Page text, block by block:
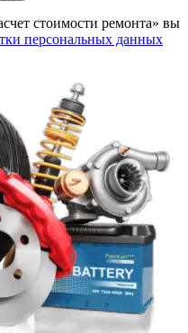
стоимости ремонта» вы
персональных данных